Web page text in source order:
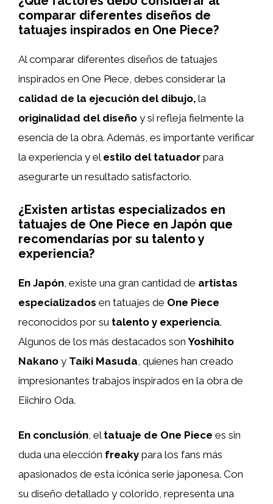
comparar diferentes diseños de
tatuajes inspirados en One Piece?
Al comparar diferentes diseños de tatuajes
inspirados en One Piece, debes considerar la
calidad de la ejecución del dibujo, la
originalidad del diseño y si refleja fielmente la
esencia de la obra. Además, es importante verificar
la experiencia y el estilo del tatuador para
asegurarte un resultado satisfactorio.
¿Existen artistas especializados en
tatuajes de One Piece en Japón que
recomendarías por su talento y
experiencia?
En Japón , existe una gran cantidad de artistas
especializados en tatuajes de One Piece
reconocidos por su talento y experiencia.
Algunos de los más destacados sonYoshihito
Nakano y Taiki Masuda , quienes han creado
impresionantes trabajos inspirados en la obra de
Eiichiro Oda.
En conclusión, el tatuaje de One Piece es sin
duda una elección freaky para los fans más
apasionados de esta icónica serie japonesa. Con
su diseño detallado y colorido, representa una